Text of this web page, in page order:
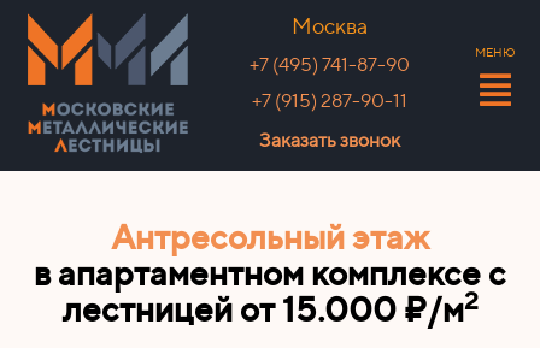
Москва
+7 (495) 741-87-90
+7 (915) 287-90-11
Заказать звонок
МЕНЮ
Антресольный этаж
в апартаментном комплексе с
лестницейот 15.000 ₽/м2